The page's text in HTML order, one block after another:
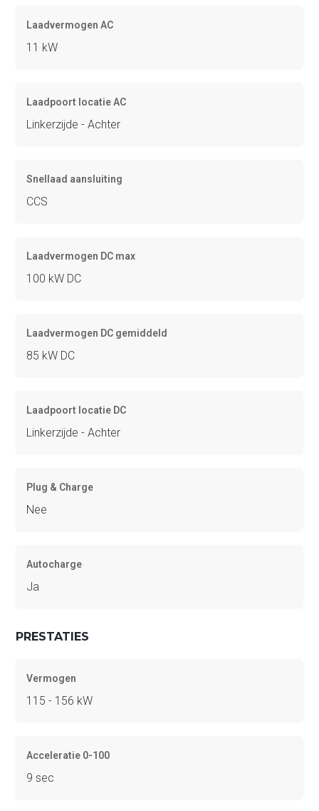
Laadvermogen AC
11 kW
Laadpoort locatie AC
Linkerzijde - Achter
Snellaad aansluiting
CCS
Laadvermogen DC max
100 kW DC
Laadvermogen DC gemiddeld
85 kW DC
Laadpoort locatie DC
Linkerzijde - Achter
Plug & Charge
Nee
Autocharge
Ja
PRESTATIES
Vermogen
115 - 156 kW
Acceleratie 0-100
9 sec